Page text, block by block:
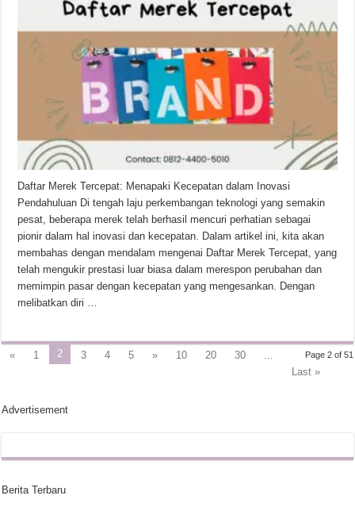
Daftar Merek Tercepat: Menapaki Kecepatan dalam Inovasi
Pendahuluan Di tengah laju perkembangan teknologi yang semakin
pesat, beberapa merek telah berhasil mencuri perhatian sebagai
pionir dalam hal inovasi dan kecepatan. Dalam artikel ini, kita akan
membahas dengan mendalam mengenai Daftar Merek Tercepat, yang
telah mengukir prestasi luar biasa dalam merespon perubahan dan
memimpin pasar dengan kecepatan yang mengesankan. Dengan
melibatkan diri …
Page 2 of 51
« 1 2 3 4 5 » 10 20 30
Last »
Advertisement
Berita Terbaru